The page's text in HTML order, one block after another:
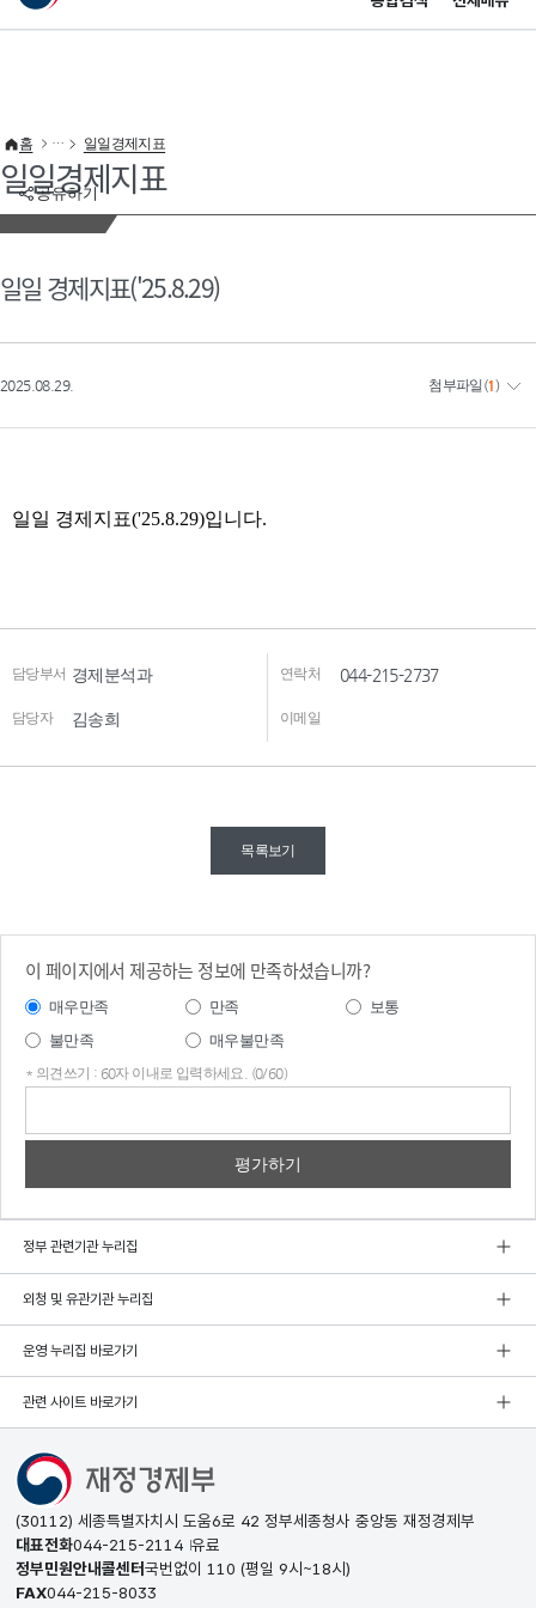
이 누리집은 대한민국 공식 전자정부 누리집입니다.
공유하기
홈 일일경제지표
일일경제지표
일일 경제지표('25.8.29)
2025.08.29. 첨부파일 (1)
담당부서 경제분석과 연락처 044-215-2737
담당자 김송희 이메일
목록보기
이 페이지에서 제공하는 정보에 만족하셨습니까?
매우만족 만족
보통
불만족
매우불만족
* 의견쓰기 : 60자 이내로 입력하세요. (0/60)
정부 관련기관 누리집
외청 및 유관기관 누리집
운영 누리집 바로가기
관련 사이트 바로가기
(30112) 세종특별자치시 도움6로 42 정부세종청사 중앙동 재정경제부
대표전화044-215-2114 유료
정부민원안내콜센터국번없이 110 (평일 9시~18시)
FAX044-215-8033